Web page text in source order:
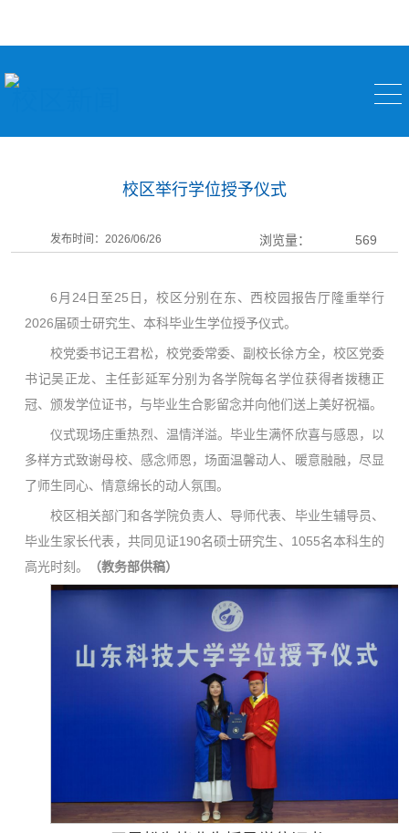
校区举行学位授予仪式
发布时间：2026/06/26 浏览量： 569
6月24日至25日，校区分别在东、西校园报告厅隆重举行
2026届硕士研究生、本科毕业生学位授予仪式。
校党委书记王君松，校党委常委、副校长徐方全，校区党委
书记吴正龙、主任彭延军分别为各学院每名学位获得者拨穗正
冠、颁发学位证书，与毕业生合影留念并向他们送上美好祝福。
仪式现场庄重热烈、温情洋溢。毕业生满怀欣喜与感恩，以
多样方式致谢母校、感念师恩，场面温馨动人、暖意融融，尽显
了师生同心、情意绵长的动人氛围。
校区相关部门和各学院负责人、导师代表、毕业生辅导员、
毕业生家长代表，共同见证190名硕士研究生、1055名本科生的
高光时刻。
（教务部供稿）